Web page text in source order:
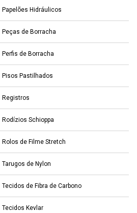
Papelões Hidráulicos
Peças de Borracha
Perfis de Borracha
Pisos Pastilhados
Registros
Rodízios Schioppa
Rolos de Filme Stretch
Tarugos de Nylon
Tecidos de Fibra de Carbono
Tecidos Kevlar